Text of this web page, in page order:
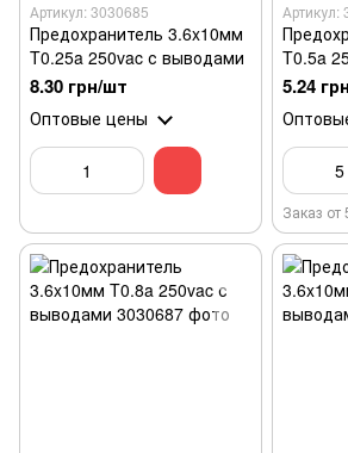
Артикул: 3030685
Предохранитель 3.6x10мм
T0.25a 250vac с выводами
8.30 грн/шт
Оптовые цены
Артикул:
T0.5a
5.24
Заказ от